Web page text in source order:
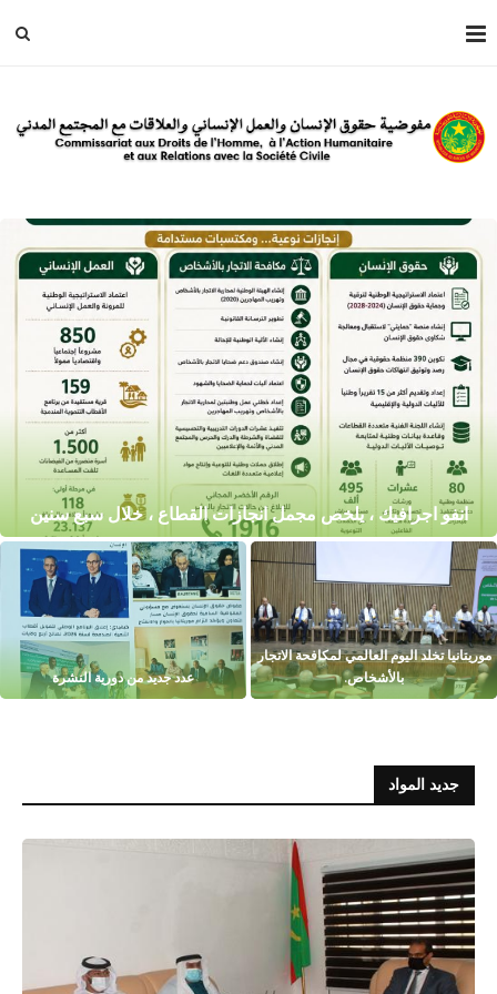
انفو اجرافيك ، يلخص مجمل انجازات القطاع ، خلال سبع سنين
موريتانيا تخلد اليوم العالمي لمكافحة الاتجار
بالأشخاص.
عدد جديد من دورية النشرة
جديد المواد